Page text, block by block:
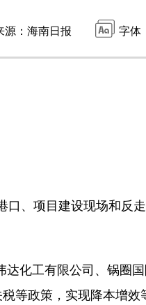
源：海南日报 字体
、项目建设现场和反
化工有限公司、锅圈
等政策，实现降本增